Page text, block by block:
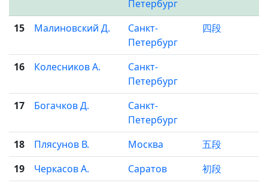
Петербург
15
Малиновский Д.
Санкт-
Петербург
四段
16 Колесников А.
Санкт-
Петербург
17
Богачков Д.
Санкт-
Петербург
18
Плясунов В. Москва
五段
19
Черкасов А. Саратов
初段